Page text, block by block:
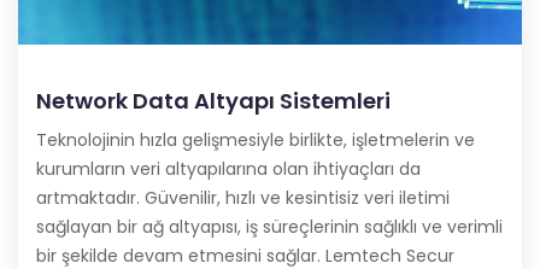
Network Data Altyapı Sistemleri
Teknolojinin hızla gelişmesiyle birlikte, işletmelerin ve
kurumların veri altyapılarına olan ihtiyaçları da
artmaktadır. Güvenilir, hızlı ve kesintisiz veri iletimi
sağlayan bir ağ altyapısı, iş süreçlerinin sağlıklı ve verimli
bir şekilde devam etmesini sağlar. Lemtech Secur